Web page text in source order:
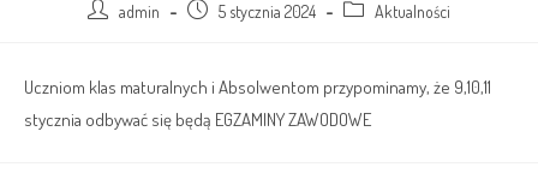
admin 5 stycznia 2024 Aktualności
Uczniom klas maturalnych i Absolwentom przypominamy, że 9,10,11
stycznia odbywać się będą EGZAMINY ZAWODOWE